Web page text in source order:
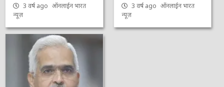
3 वर्ष ago ऑनलाईन भारत
न्यूज़
3 वर्ष ago ऑनलाईन भारत
न्यूज़